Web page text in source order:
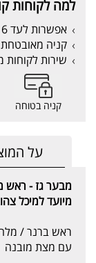
למה לקוחות
אפשרות לעד 6 תשלומים
קניה מאובטחת
שירות לקוחות
קניה בטוחה
על
מבער גז -
מיועד למיכל
ראש ברנר /
עם מצת מובנה